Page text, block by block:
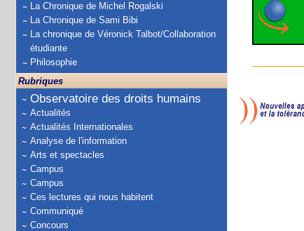
La Chronique de Michel Rogalski
La Chronique de Sami Bibi
La chronique de Véronick Talbot/Collaboration
étudiante
Philosophie
Rubriques
Observatoire des droits humains
Actualités
Actualités Internationales
Analyse de l'information
Arts et spectacles
Campus
Campus
Ces lectures qui nous habitent
Communiqué
Concours